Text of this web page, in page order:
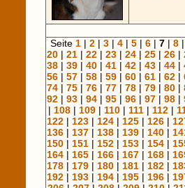
Seite 1| 2| 3| 4| 5| 6| 7| 8
20 | 21 | 22 | 23 | 24 | 25 | 26 |
38 | 39 | 40 | 41 | 42 | 43 | 44 |
56 | 57 | 58 | 59 | 60 | 61 | 62 |
74 | 75 | 76 | 77 | 78 | 79 | 80 |
92 | 93 | 94 | 95 | 96 | 97 | 98 |
| 108| 109| 110| 111| 112|
122 | 123 | 124 | 125 | 126 |
136 | 137 | 138 | 139 | 140 |
150 | 151 | 152 | 153 | 154 |
164 | 165 | 166 | 167 | 168 |
178 | 179 | 180 | 181 | 182 |
192 | 193 | 194 | 195 | 196 |